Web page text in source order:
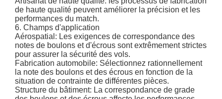
de haute qualité peuvent améliorer la précision et les
performances du match.
6. Champs d'application
Aérospatial: Les exigences de correspondance des
notes de boulons et d'écrous sont extrêmement strictes
pour assurer la sécurité des vols.
Fabrication automobile: Sélectionnez rationnellement
la note des boulons et des écrous en fonction de la
situation de contrainte de différentes pièces.
Structure du bâtiment: La correspondance de grade